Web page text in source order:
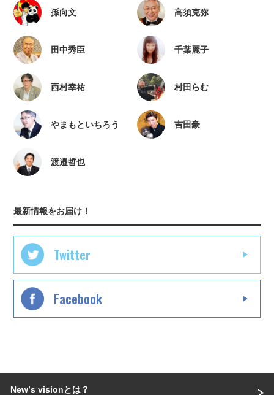
孫向文 高須克弥
田中秀臣 千葉麗子
西村幸祐 村田らむ
やまもといちろう 吉田豪
渡邉哲也
最新情報をお届け！
Twitter
Facebook
Newʼs visionとは？